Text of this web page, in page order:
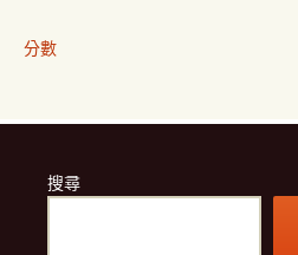
分數
搜尋